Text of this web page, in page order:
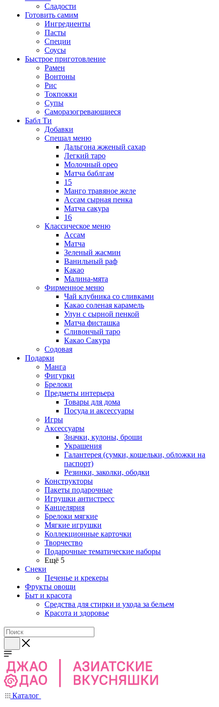
Сладости
Готовить самим
Ингредиенты
Пасты
Специи
Соусы
Быстрое приготовление
Рамен
Вонтоны
Рис
Токпокки
Супы
Саморазогревающиеся
Бабл Ти
Добавки
Спешал меню
Дальгона жженый сахар
Легкий таро
Молочный орео
Матча баблгам
15
Манго травяное желе
Ассам сырная пенка
Матча сакура
16
Классическое меню
Ассам
Матча
Зеленый жасмин
Ванильный раф
Какао
Малина-мята
Фирменное меню
Чай клубника со сливками
Какао соленая карамель
Улун с сырной пенкой
Матча фисташка
Сливончый таро
Какао Сакура
Содовая
Подарки
Манга
Фигурки
Брелоки
Предметы интерьера
Товары для дома
Посуда и аксессуары
Игры
Аксессуары
Значки, кулоны, броши
Украшения
Галантерея (сумки, кошельки, обложки на
паспорт)
Резинки, заколки, ободки
Конструкторы
Пакеты подарочные
Игрушки антистресс
Канцелярия
Брелоки мягкие
Мягкие игрушки
Коллекционные карточки
Творчество
Подарочные тематические наборы
Ещё 5
Снеки
Печенье и крекеры
Фрукты овощи
Быт и красота
Средства для стирки и ухода за бельем
Красота и здоровье
Каталог